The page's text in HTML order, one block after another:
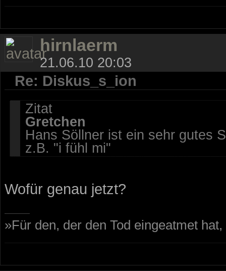
hirnlaerm
21.06.10 20:03
Re: Diskus_s_ion
Zitat
Gretchen
Hans Söllner ist ein sehr gutes
z.B. "i fühl mi"
Wofür genau jetzt?
»Für den, der den Tod eingeatmet